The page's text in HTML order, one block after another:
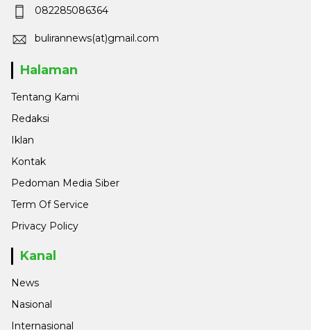
082285086364
bulirannews(at)gmail.com
Halaman
Tentang Kami
Redaksi
Iklan
Kontak
Pedoman Media Siber
Term Of Service
Privacy Policy
Kanal
News
Nasional
Internasional